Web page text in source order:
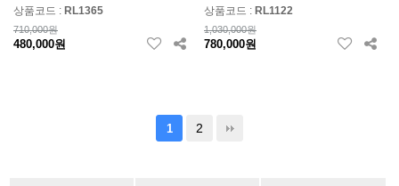
상품코드 : RL1365
710,000원
480,000원
상품코드 : RL1122
1,030,000원
780,000원
1 2